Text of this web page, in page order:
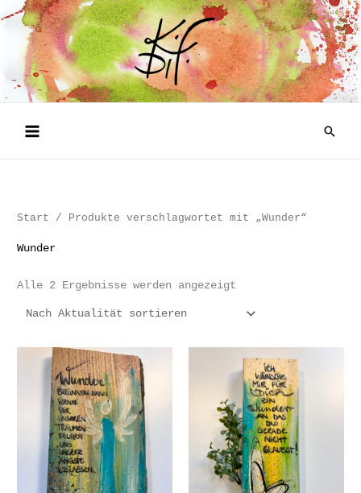
Zum
Inhalt
springen
Start / Produkte verschlagwortet mit „Wunder“
Wunder
Alle 2 Ergebnisse werden angezeigt